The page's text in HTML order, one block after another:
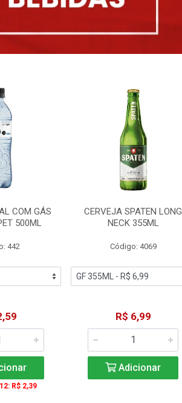
COM GÁS
500ML
442
R$ 2,39
CERVEJA SPATEN LONG
NECK 355ML
Código: 4069
R$ 6,99
Adicionar